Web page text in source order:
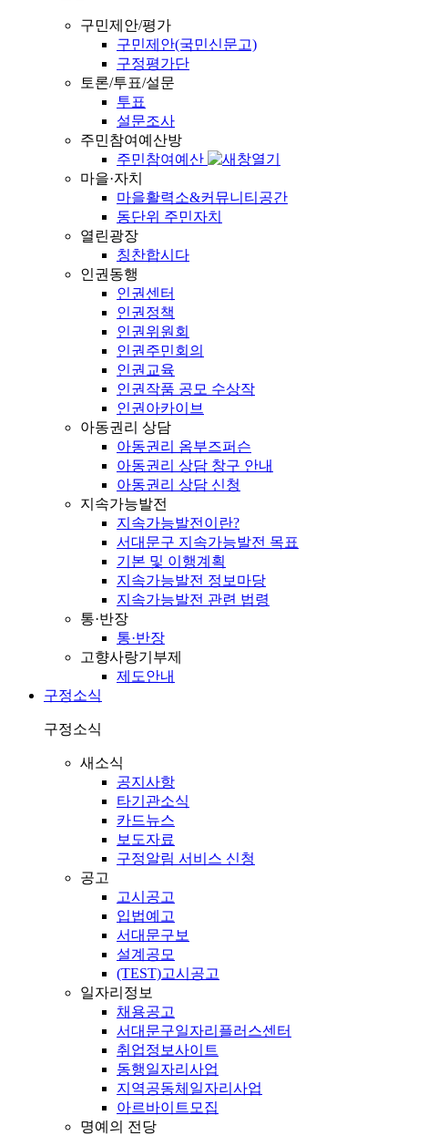
구민제안/평가
구민제안(국민신문고)
구정평가단
토론/투표/설문
투표
설문조사
주민참여예산방
주민참여예산
마을·자치
마을활력소&커뮤니티공간
동단위 주민자치
열린광장
칭찬합시다
인권동행
인권센터
인권정책
인권위원회
인권주민회의
인권교육
인권작품 공모 수상작
인권아카이브
아동권리 상담
아동권리 옴부즈퍼슨
아동권리 상담 창구 안내
아동권리 상담 신청
지속가능발전
지속가능발전이란?
서대문구 지속가능발전 목표
기본 및 이행계획
지속가능발전 정보마당
지속가능발전 관련 법령
통·반장
통·반장
고향사랑기부제
제도안내
구정소식
구정소식
새소식
공지사항
타기관소식
카드뉴스
보도자료
구정알림 서비스 신청
공고
고시공고
입법예고
서대문구보
설계공모
(TEST)고시공고
일자리정보
채용공고
서대문구일자리플러스센터
취업정보사이트
동행일자리사업
지역공동체일자리사업
아르바이트모집
명예의 전당